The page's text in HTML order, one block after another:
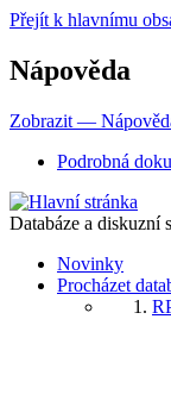
Přejít k hlavnímu
Nápověda
Zobrazit —
Podrobná
Databáze a diskuzní
Novinky
Procházet